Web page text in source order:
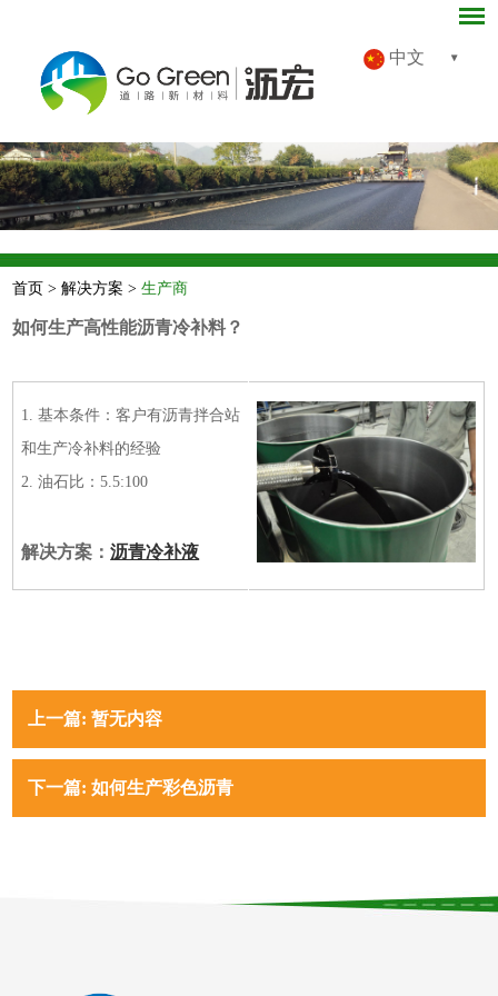
中文
首页 >解决方案 >生产商
如何生产高性能沥青冷补料？
1. 基本条件：客户有沥青拌合站
和生产冷补料的经验
2. 油石比：5.5:100
解决方案：沥青冷补液
上一篇: 暂无内容
下一篇: 如何生产彩色沥青